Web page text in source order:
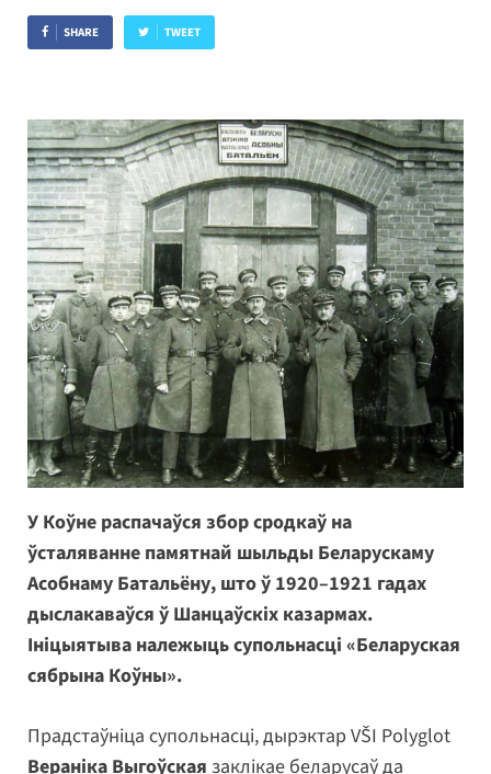
SHARE TWEET
У Коўне распачаўся збор сродкаў на
ўсталяванне памятнай шыльды Беларускаму
Асобнаму Батальёну, што ў 1920–1921 гадах
дыслакаваўся ў Шанцаўскіх казармах.
Ініцыятыва належыць супольнасці «Беларуская
сябрына Коўны».
Прадстаўніца супольнасці, дырэктар VŠI Polyglot
Вераніка Выгоўская заклікае беларусаў да